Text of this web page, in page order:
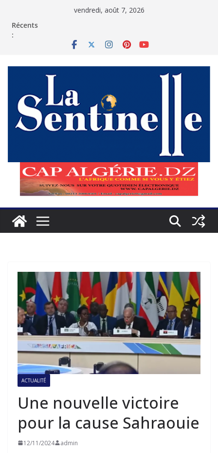
vendredi, août 7, 2026
Récents
:
ACTUALITÉ
Une nouvelle victoire
pour la cause Sahraouie
12/11/2024 admin